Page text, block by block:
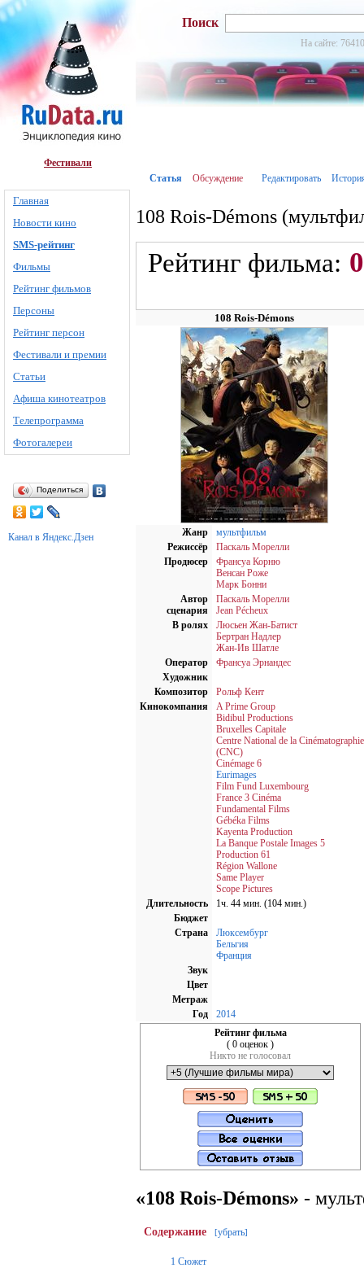
Фестивали
Главная
Новости кино
SMS-рейтинг
Фильмы
Рейтинг фильмов
Персоны
Рейтинг персон
Фестивали и премии
Статьи
Афиша кинотеатров
Телепрограмма
Фотогалереи
Поделиться
Канал в Яндекс.Дзен
Поиск
На сайте:
Статья Обсуждение Редактировать
108 Rois-Démons
Рейтинг фильма: 0
108 Rois-Démons
Жанр
мультфильм
Режиссёр
Паскаль Морелли
Продюсер
Франсуа Корню
Венсан Роже
Марк Бонни
Автор
сценария
Паскаль Морелли
Jean Pécheux
В ролях
Люсьен Жан-Батист
Бертран Надлер
Жан-Ив Шатле
Оператор
Франсуа Эрнандес
Художник
Композитор
Рольф Кент
Кинокомпания
A Prime Group
Bidibul Productions
Bruxelles Capitale
Centre National de la Cinématographie
(CNC)
Cinémage 6
Eurimages
Film Fund Luxembourg
France 3 Cinéma
Fundamental Films
Gébéka Films
Kayenta Production
La Banque Postale Images 5
Production 61
Région Wallone
Same Player
Scope Pictures
Длительность
1ч. 44 мин. (104 мин.)
Бюджет
Страна
Люксембург
Бельгия
Франция
Звук
Цвет
Метраж
Год
2014
Рейтинг фильма
( 0 оценок )
Никто не голосовал
«108 Rois-Démons» -
Содержание [убрать]
1 Сюжет